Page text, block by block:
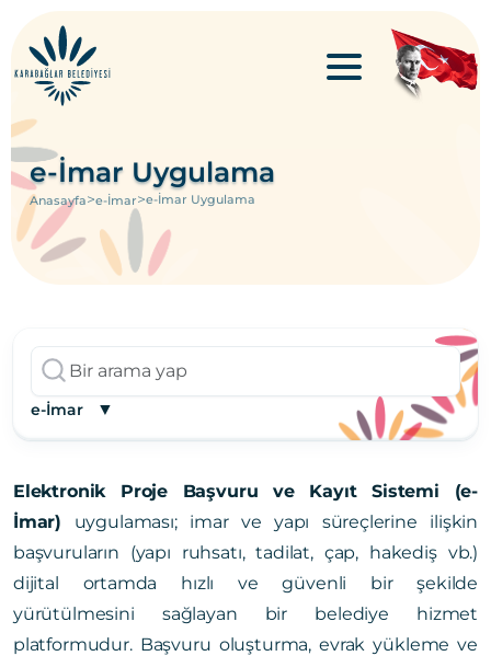
e-İmar Uygulama
Anasayfa>e-İmar>e-İmar Uygulama
e-İmar ▼
Elektronik Proje Başvuru ve Kayıt Sistemi (e-
İmar) uygulaması; imar ve yapı süreçlerine ilişkin
başvuruların (yapı ruhsatı, tadilat, çap, hakediş vb.)
dijital ortamda hızlı ve güvenli bir şekilde
yürütülmesini sağlayan bir belediye hizmet
platformudur. Başvuru oluşturma, evrak yükleme ve